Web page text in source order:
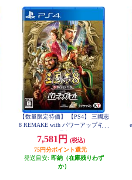
【数量限定特価】 【PS4】 三國志
8 REMAKE with パワーアップキッ
7,581円
(税込)
75円分ポイント還元
発送目安: 即納（在庫残りわず
か）